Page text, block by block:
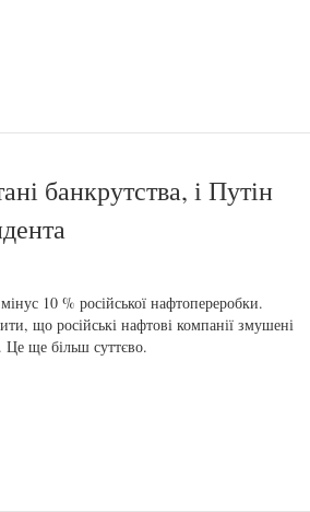
банкрутства, і Путін
10 % російської нафтопереробки.
що російські нафтові компанії змушені
ще більш суттєво.